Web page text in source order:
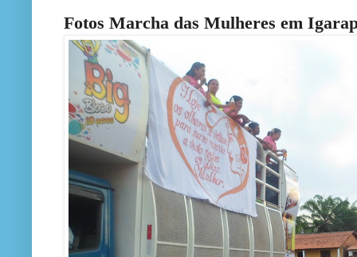
Fotos Marcha das Mulheres em